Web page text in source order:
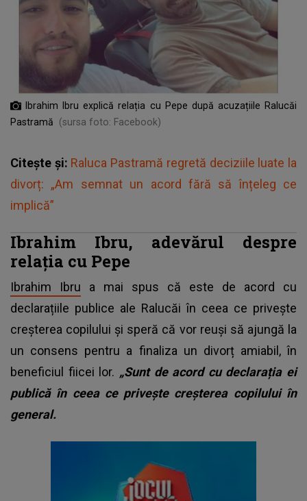
Ibrahim Ibru explică relația cu Pepe după acuzațiile Ralucăi
Pastramă
(sursa foto: Facebook)
Citește și: Raluca Pastramă regretă deciziile luate la
divorț: „Am semnat un acord fără să înțeleg ce
implică”
Ibrahim Ibru, adevărul despre
relația cu Pepe
Ibrahim Ibru a mai spus că este de acord cu
declarațiile publice ale Ralucăi în ceea ce privește
creșterea copilului și speră că vor reuși să ajungă la
un consens pentru a finaliza un divorț amiabil, în
beneficiul fiicei lor. „Sunt de acord cu declarația ei
publică în ceea ce privește creșterea copilului în
general.